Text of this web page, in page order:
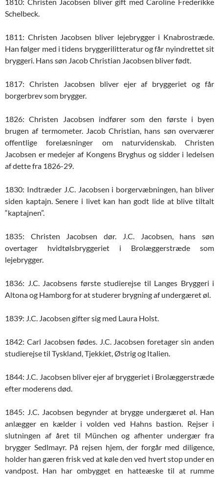
Schelbeck.
1811: Christen Jacobsen bliver lejebrygger i Knabrostræde.
Han følger med i tidens bryggerilitteratur og får nyindrettet sit
bryggeri. Hans søn Jacob Christian Jacobsen bliver født.
1817: Christen Jacobsen bliver ejer af bryggeriet og får
borgerbrev som brygger.
1826: Christen Jacobsen indfører som den første i byen
brugen af termometer. Jacob Christian, hans søn overværer
offentlige forelæsninger om naturvidenskab. Christen
Jacobsen er medejer af Kongens Bryghus og sidder i ledelsen
af dette fra 1826-29.
1830: Indtræder J.C. Jacobsen i borgervæbningen, han bliver
siden kaptajn. Senere i livet kan han godt lide at blive tiltalt
“kaptajnen”.
1835: Christen Jacobsen dør. J.C. Jacobsen, hans søn
overtager hvidtølsbryggeriet i Brolæggerstræde som
lejebrygger.
1836: J.C. Jacobsens første studierejse til Langes Bryggeri i
Altona og Hamborg for at studerer brygning af undergæret øl.
1839: J.C. Jacobsen gifter sig med Laura Holst.
1842: Carl Jacobsen fødes. J.C. Jacobsen foretager sin anden
studierejse til Tyskland, Tjekkiet, Østrig og Italien.
1844: J.C. Jacobsen bliver ejer af bryggeriet i Brolæggerstræde
efter moderens død.
1845: J.C. Jacobsen begynder at brygge undergæret øl. Han
anlægger en kælder i volden ved Hahns bastion. Rejser i
slutningen af året til München og afhenter undergær fra
brygger Sedlmayr. På rejsen hjem, der forgår med diligence,
holder han gæren frisk ved at køle den ved hvert stop under en
vandpost. Han har ombygget en hatteæske til at rumme